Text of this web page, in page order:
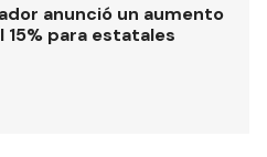
anunció un aumento
15% para estatales